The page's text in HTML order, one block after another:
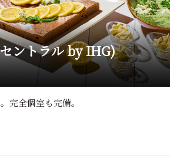
ントラル by IHG)
完全個室も完備。